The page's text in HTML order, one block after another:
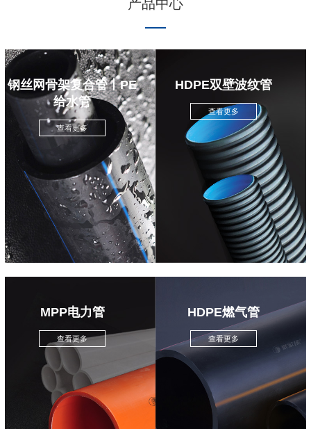
产品中心
钢丝网骨架复合管丨PE
给水管
查看更多
HDPE双壁波纹管
查看更多
MPP电力管
查看更多
HDPE燃气管
查看更多